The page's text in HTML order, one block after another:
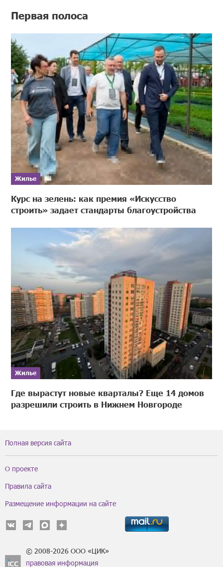
Первая полоса
Жилье
Курс на зелень: как премия «Искусство
строить» задает стандарты благоустройства
Жилье
Где вырастут новые кварталы? Еще 14 домов
разрешили строить в Нижнем Новгороде
Полная версия сайта
О проекте
Правила сайта
Размещение информации на сайте
© 2008-2026 ООО «ЦИК»
правовая информация